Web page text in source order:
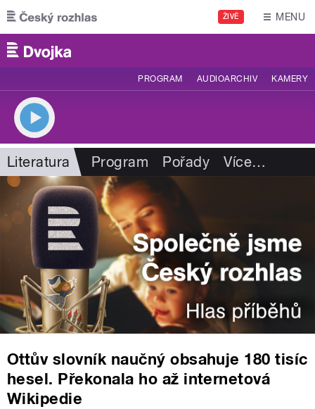
Přejít k hlavnímu obsahu
ŽIVĚ MENU
PROGRAM AUDIOARCHIV KAMERY
Literatura Program Pořady Více…
Ottův slovník naučný obsahuje 180 tisíc
hesel. Překonala ho až internetová
Wikipedie